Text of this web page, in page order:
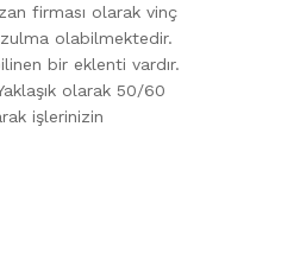
firması olarak vinç
olabilmektedir.
bir eklenti vardır.
olarak 50/60
işlerinizin